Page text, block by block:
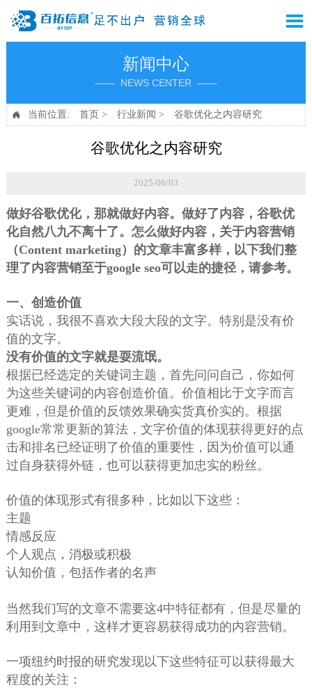

新闻中心
—— NEWS CENTER ——
 当前位置: 首页 > 行业新闻 > 谷歌优化之内容研究
谷歌优化之内容研究
2025/06/03
做好谷歌优化，那就做好内容。做好了内容，谷歌优
化自然八九不离十了。怎么做好内容，关于内容营销
（Content marketing）的文章丰富多样，以下我们整
理了内容营销至于google seo可以走的捷径，请参考。
一、创造价值
实话说，我很不喜欢大段大段的文字。特别是没有价
值的文字。
没有价值的文字就是耍流氓。
根据已经选定的关键词主题，首先问问自己，你如何
为这些关键词的内容创造价值。价值相比于文字而言
更难，但是价值的反馈效果确实货真价实的。根据
google常常更新的算法，文字价值的体现获得更好的点
击和排名已经证明了价值的重要性，因为价值可以通
过自身获得外链，也可以获得更加忠实的粉丝。
价值的体现形式有很多种，比如以下这些：
主题
情感反应
个人观点，消极或积极
认知价值，包括作者的名声
当然我们写的文章不需要这4中特征都有，但是尽量的
利用到文章中，这样才更容易获得成功的内容营销。
一项纽约时报的研究发现以下这些特征可以获得最大
程度的关注：